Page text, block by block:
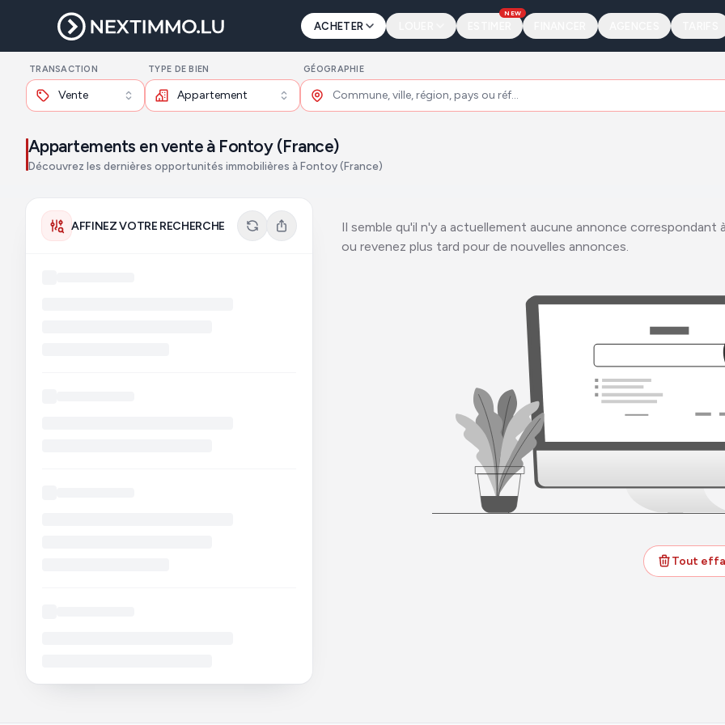
ACHETER
NEW
TRANSACTION
Vente
TYPE DE BIEN
Appartement
GÉOGRAPHIE
Appartements en vente à Fontoy (France)
Découvrez les dernières opportunités immobilières à Fontoy (France)
AFFINEZ VOTRE RECHERCHE
Il semble qu'il n'y a actuellement aucune annonce
ou revenez plus tard pour de nouvelles annonces.
Tout